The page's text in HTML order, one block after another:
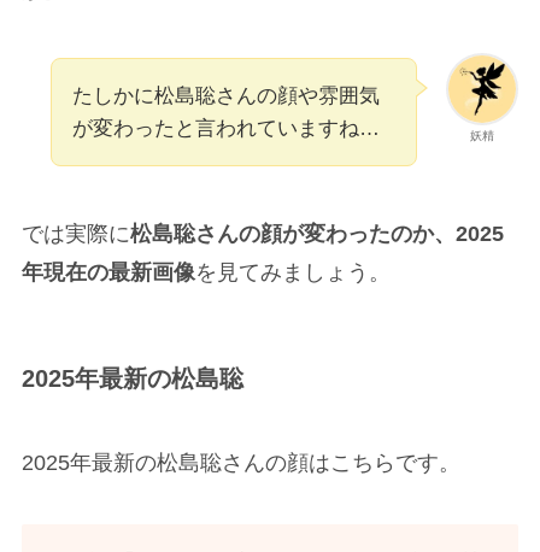
妖精
たしかに松島聡さんの顔や雰囲気
が変わったと言われていますね…
では実際に松島聡さんの顔が変わったのか、2025
年現在の最新画像を見てみましょう。
2025年最新の松島聡
2025年最新の松島聡さんの顔はこちらです。